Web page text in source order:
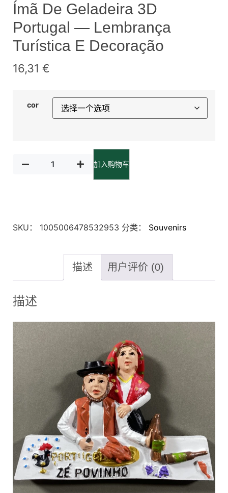
Ímã De Geladeira 3D
Portugal — Lembrança
Turística E Decoração
16,31 €
cor
加入购物车
SKU： 1005006478532953 分类： Souvenirs
描述 用户评价 (0)
描述